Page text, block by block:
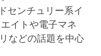
センチュリー系イ
イトや電子マネ
などの話題を中心